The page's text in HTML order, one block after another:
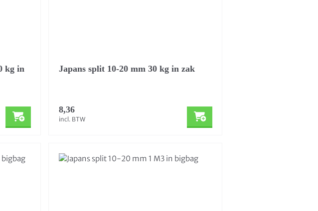
kg in
Japans split 10-20 mm 30 kg in zak
8,36
incl. BTW